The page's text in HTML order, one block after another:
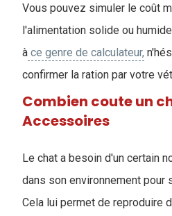
Vous pouvez simuler le coût
l'alimentation solide ou
à ce genre de calculateur,
confirmer la ration par votre
Combien coute un
Accessoires
Le chat a besoin d'un certain
dans son environnement pour
Cela lui permet de reproduire